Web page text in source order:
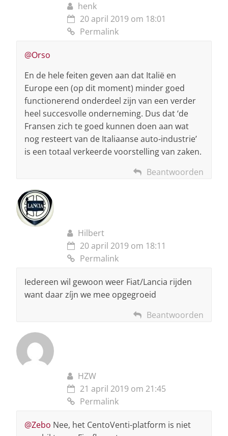
henk
20 april 2019 om 18:01
Permalink
@Orso
En de hele feiten geven aan dat Italië en
Europe een (op dit moment) minder goed
functionerend onderdeel zijn van een verder
heel succesvolle onderneming. Dus dat ‘de
Fransen zich te goed kunnen doen aan wat
nog resteert van de Italiaanse auto-industrie’
is een totaal verkeerde voorstelling van zaken.
Beantwoorden
Hilbert
20 april 2019 om 18:11
Permalink
Iedereen wil gewoon weer Fiat/Lancia rijden
want daar zíjn we mee opgegroeid
Beantwoorden
HZW
21 april 2019 om 21:45
Permalink
@Zebo Nee, het CentoVenti-platform is niet